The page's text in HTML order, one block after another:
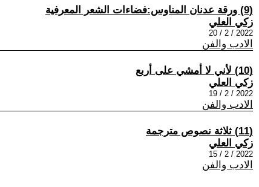
(9) ورقة عدنان المناوس:فضاءات الشعر المعرفية
زكي العلي
2022 / 2 / 20
الادب والفن
(10) لأني لا أمشي على أربع
زكي العلي
2022 / 2 / 19
الادب والفن
(11) ثلاثة نصوص مترجمة
زكي العلي
2022 / 2 / 15
الادب والفن